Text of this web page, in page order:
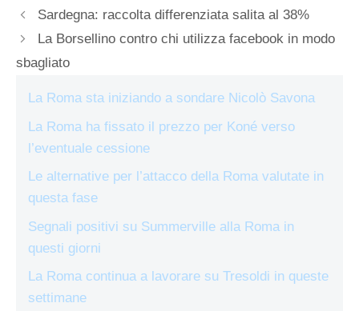
Sardegna: raccolta differenziata salita al 38%
La Borsellino contro chi utilizza facebook in modo
sbagliato
La Roma sta iniziando a sondare Nicolò Savona
La Roma ha fissato il prezzo per Koné verso
l’eventuale cessione
Le alternative per l’attacco della Roma valutate in
questa fase
Segnali positivi su Summerville alla Roma in
questi giorni
La Roma continua a lavorare su Tresoldi in queste
settimane